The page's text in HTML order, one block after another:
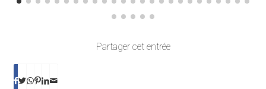
Partager cet entrée